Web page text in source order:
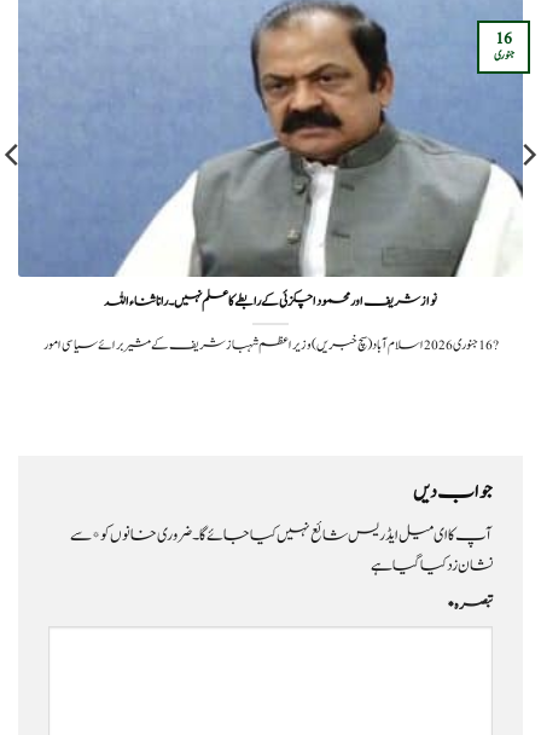
نوازشریف اور محمود اچکزئی کے رابطے کا علم نہیں۔ رانا ثناءاللہ
?️ 16 جنوری 2026اسلام آباد (سچ خبریں) وزیراعظم شہباز شریف کے مشیر برائے سیاسی امور
16
جنوری
جواب دیں
آپ کا ای میل ایڈریس شائع نہیں کیا جائے گا۔ضروری خانوں کو*سے
نشان زد کیا گیا ہے
تبصرہ*